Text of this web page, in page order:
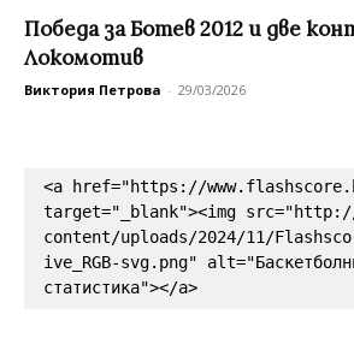
Победа за Ботев 2012 и две
Локомотив
Виктория Петрова - 29/03/2026
<a href="https://
target="_blank"><img
content/uploads/2024/11/
ive_RGB-svg.png"
статистика"></a>